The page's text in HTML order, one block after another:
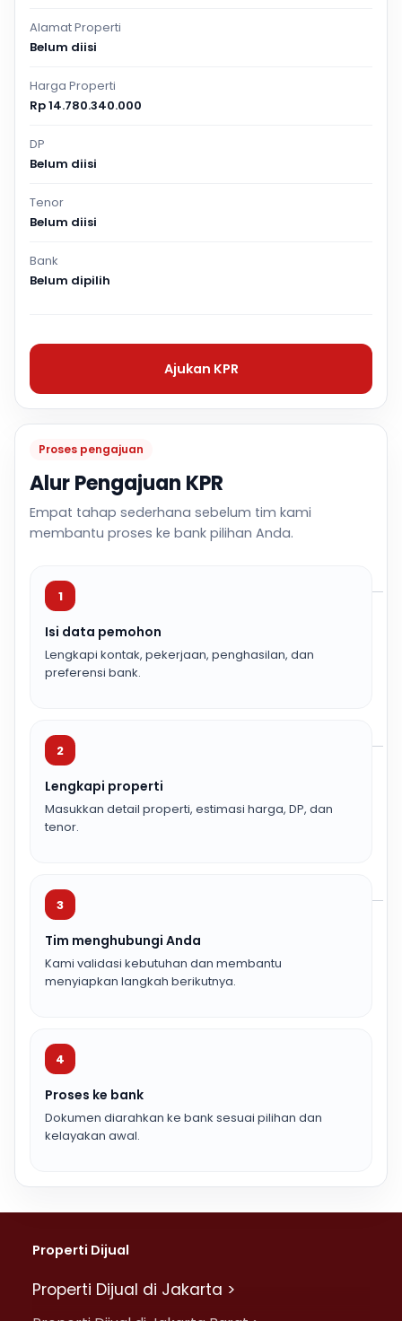
Proses pengajuan
Alur Pengajuan KPR
Empat tahap sederhana sebelum tim kami
membantu proses ke bank pilihan Anda.
1
Isi data pemohon
Lengkapi kontak, pekerjaan, penghasilan, dan
preferensi bank.
2
Lengkapi properti
Masukkan detail properti, estimasi harga, DP, dan
tenor.
3
Tim menghubungi Anda
Kami validasi kebutuhan dan membantu
menyiapkan langkah berikutnya.
4
Proses ke bank
Dokumen diarahkan ke bank sesuai pilihan dan
kelayakan awal.
Alamat Properti
Belum diisi
Harga Properti
Rp 14.780.340.000
DP
Belum diisi
Tenor
Belum diisi
Bank
Belum dipilih
Ajukan KPR
Properti Dijual
Properti Dijual di Jakarta >